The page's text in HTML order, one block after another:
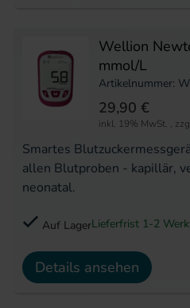
Wellion
mmol/L
Artikelnummer:
Smartes
allen Blutproben - kapillär,
neonatal.
29,90 €
inkl. 19% MwSt. ,
Auf LagerLieferfrist 1-2
Details ansehen